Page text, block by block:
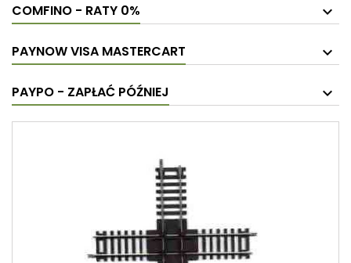
COMFINO - RATY 0%
PAYNOW VISA MASTERCART
PAYPO - ZAPŁAĆ PÓŹNIEJ